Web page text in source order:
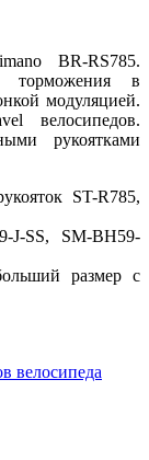
BR-RS785.
торможения в
модуляцией.
велосипедов.
рукоятками
ST-R785,
J-SS, SM-BH59-
размер с
велосипеда